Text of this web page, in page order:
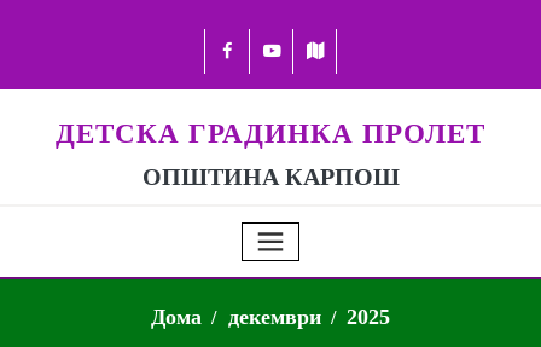
ДЕТСКА ГРАДИНКА ПРОЛЕТ
ОПШТИНА КАРПОШ
Дома декември 2025